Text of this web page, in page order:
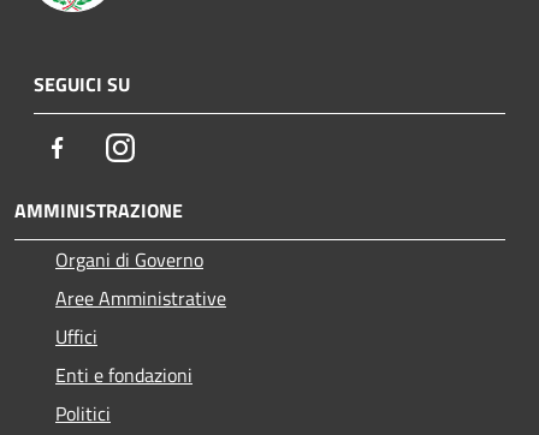
SEGUICI SU
FacebookInstagram
AMMINISTRAZIONE
Organi di Governo
Aree Amministrative
Uffici
Enti e fondazioni
Politici